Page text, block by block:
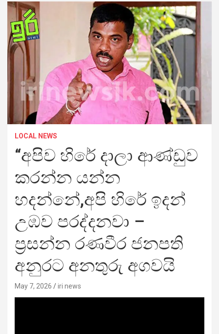
LOCAL NEWS
“අපිව හිරේ දාලා ආණ්ඩුව
කරන්න යන්න
හදන්නේ,අපි හිරේ ඉදන්
උඹව පරද්දනවා –
ප්‍රසන්න රණවීර ජනපති
අනුරට අනතුරු අගවයි
May 7, 2026 iri news